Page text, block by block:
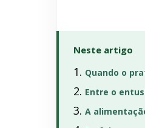
Neste artigo
Quando o
Entre o
A